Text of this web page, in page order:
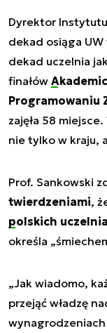
Dyrektor
dekad osiąga
dekad uczelnia
finałów
Programowaniu
zajęła 58
nie tylko w kraju,
Prof. Sankowski
twierdzeniami,
polskich
określa
„Jak wiadomo,
przejąć władzę